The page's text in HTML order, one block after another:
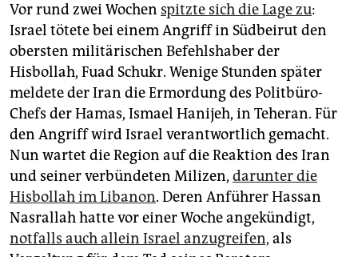
Vor rund zwei Wochen spitzte sich die Lage zu:
Israel tötete bei einem Angriff in Südbeirut den
obersten militärischen Befehlshaber der
Hisbollah, Fuad Schukr. Wenige Stunden später
meldete der Iran die Ermordung des Politbüro-
Chefs der Hamas, Ismael Hanijeh, in Teheran. Für
den Angriff wird Israel verantwortlich gemacht.
Nun wartet die Region auf die Reaktion des Iran
und seiner verbündeten Milizen, darunter die
Hisbollah im Libanon. Deren Anführer Hassan
Nasrallah hatte vor einer Woche angekündigt,
notfalls auch allein Israel anzugreifen, als